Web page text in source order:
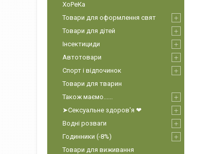
ХоРеКа
Товари для оформлення свят
Товари для дітей
Інсектициди
Автотовари
Спорт і відпочинок
Товари для тварин
Також маємо......
➤Сексуальне здоров'я ❤
Водні розваги
Годинники (-8%)
Товари для виживання